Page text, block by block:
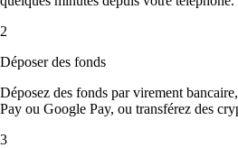
2
Déposer des fonds
Déposez des fonds par virement
Pay ou Google Pay, ou transférez des
3